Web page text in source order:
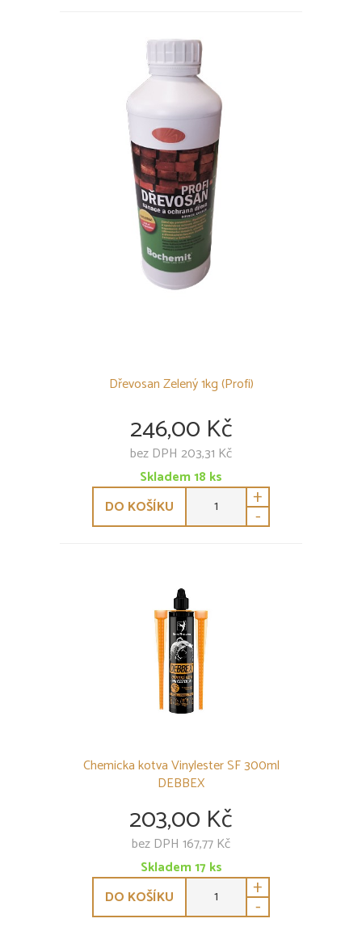
Dřevosan Zelený 1kg (Profi)
246,00 Kč
bez DPH 203,31 Kč
Skladem18 ks
DO KOŠÍKU
+
-
Chemicka kotva Vinylester SF 300ml
DEBBEX
203,00 Kč
bez DPH 167,77 Kč
Skladem17ks
DO KOŠÍKU
+
-